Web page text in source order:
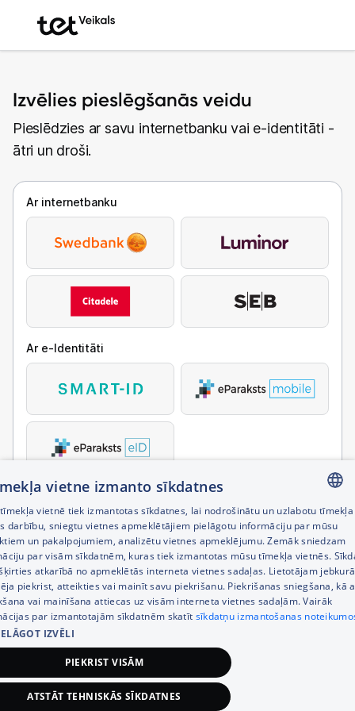
Izvēlies pieslēgšanās veidu
Pieslēdzies ar savu internetbanku vai e-identitāti -
ātri un droši.
Ar internetbanku
Ar e-Identitāti
LATVIAN
RUSSIAN
ENGLISH
vietne izmanto sīkdatnes
vietnē tiek izmantotas sīkdatnes, lai nodrošinātu un uzlabotu tīmekļa
darbību, sniegtu vietnes apmeklētājiem pielāgotu informāciju par mūsu
un pakalpojumiem, analizētu vietnes apmeklējumu. Zemāk sniedzam
par visām sīkdatnēm, kuras tiek izmantotas mūsu tīmekļa vietnēs.
atkarībā no apmeklētās interneta vietnes sadaļas. Lietotājam
piekrist, atteikties vai mainīt savu piekrišanu. Piekrišanas sniegšana, kā
vai mainīšana attiecas uz visām interneta vietnes sadaļām. Vairāk
par izmantotajām sīkdatnēm skatīt sīkdatņu izmantošanas
IZVĒLI
PIEKRIST VISĀM
ATSTĀT TEHNISKĀS SĪKDATNES